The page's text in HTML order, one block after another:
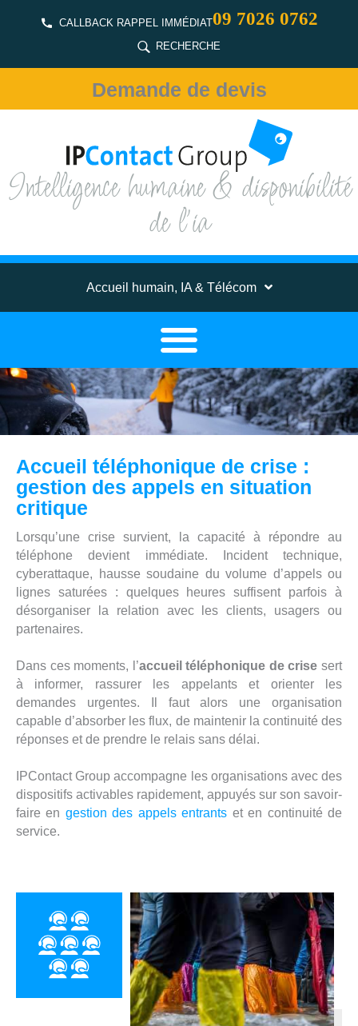
CALLBACK RAPPEL IMMÉDIAT09 7026 0762
RECHERCHE
Demande de devis
Intelligence humaine & disponibilité
de l'ia
Accueil humain, IA & Télécom
Accueil téléphonique de crise :
gestion des appels en situation
critique
Lorsqu’une crise survient, la capacité à répondre au
téléphone devient immédiate. Incident technique,
cyberattaque, hausse soudaine du volume d’appels ou
lignes saturées : quelques heures suffisent parfois à
désorganiser la relation avec les clients, usagers ou
partenaires.
Dans ces moments, l’accueil téléphonique de crise sert
à informer, rassurer les appelants et orienter les
demandes urgentes. Il faut alors une organisation
capable d’absorber les flux, de maintenir la continuité des
réponses et de prendre le relais sans délai.
IPContact Group accompagne les organisations avec des
dispositifs activables rapidement, appuyés sur son savoir-
faire en gestion des appels entrants et en continuité de
service.